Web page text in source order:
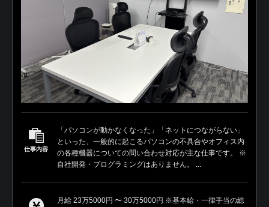
仕事内容
「パソコンが動かなくなった」「ネットにつながらない」
といった、一般的に起こるパソコンの不具合やオフィス内
の各種機器についての問い合わせ対応が主な仕事です。 ※
自社開発・プログラミングはありません。 ...
月給 23万5000円 〜 30万5000円 ※基本給・一律手当の総